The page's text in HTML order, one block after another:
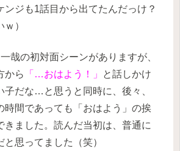
ンジも1話目から出てたんだっけ？
）
哉の初対面シーンがありますが、
から
「…おはよう！」
と話しかけ
子だな…と思うと同時に、後々、
時間であっても「おはよう」の挨
きました。読んだ当初は、普通に
思ってました（笑）